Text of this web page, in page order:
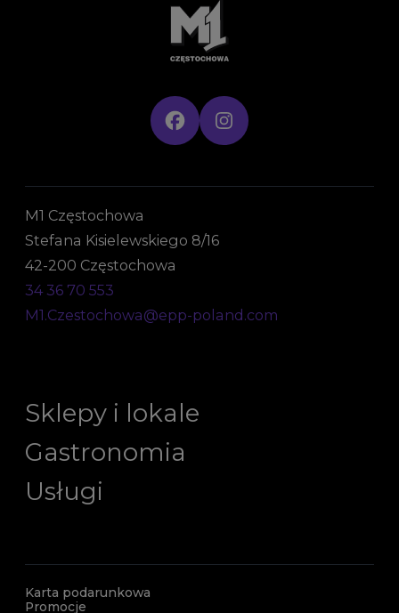
M1 Częstochowa
Stefana Kisielewskiego 8/16
42-200 Częstochowa
34 36 70 553
M1.Czestochowa@epp-poland.com
Sklepy i lokale
Gastronomia
Usługi
Karta podarunkowa
Promocje